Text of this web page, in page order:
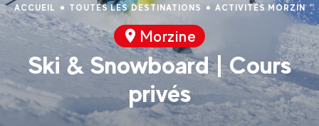
ACCUEIL TOUTES LES DESTINATIONS ACTIVITÉS MORZINE
Morzine
Ski & Snowboard | Cours
privés